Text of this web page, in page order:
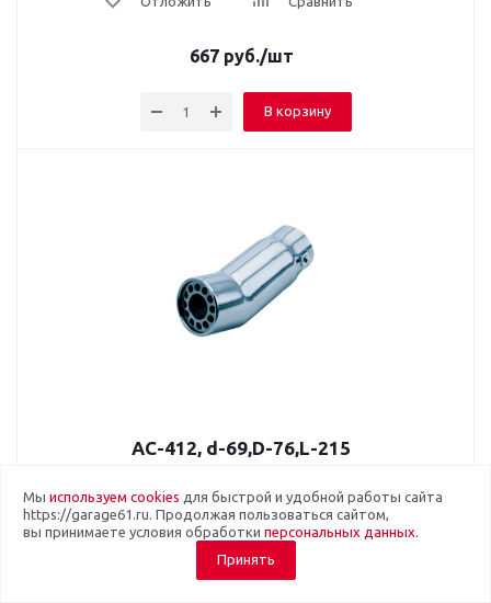
667 руб./шт
В корзину
AC-412, d-69,D-76,L-215
Насадка на глушитель AC-412, d-69,D-76,L-215
Количество в коробке - 24
Мы используем cookies для быстрой и удобной работы сайта
https://garage61.ru. Продолжая пользоваться сайтом,
вы принимаете условия обработки персональных данных.
Принять